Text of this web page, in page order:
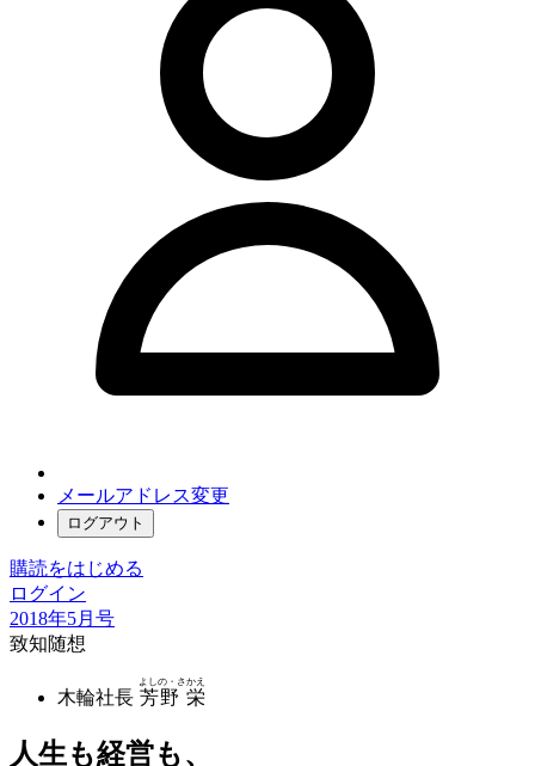
メールアドレス変更
ログアウト
購読をはじめる
ログイン
2018年5月号
致知随想
木輪社長 芳野 栄
よしの・さかえ
人生も経営も、